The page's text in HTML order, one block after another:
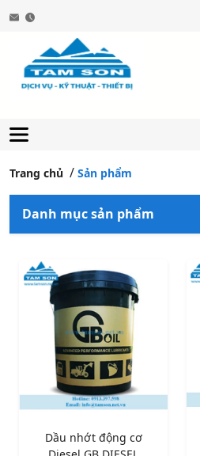
Trang chủ Sản phẩm
Danh mục sản phẩm
Dầu nhớt động cơ